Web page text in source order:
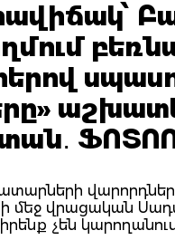
մեջ վրացական
չեն